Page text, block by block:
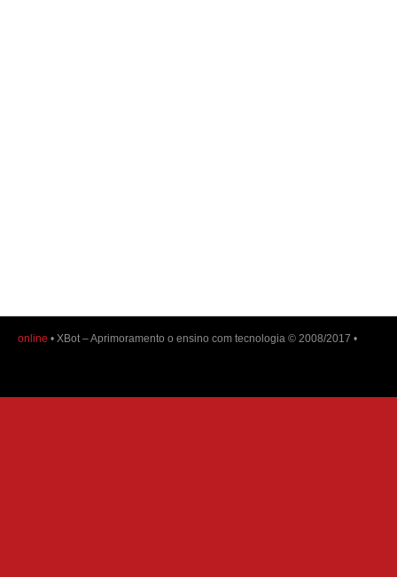
online • XBot – Aprimoramento o ensino com tecnologia © 2008/2017 •